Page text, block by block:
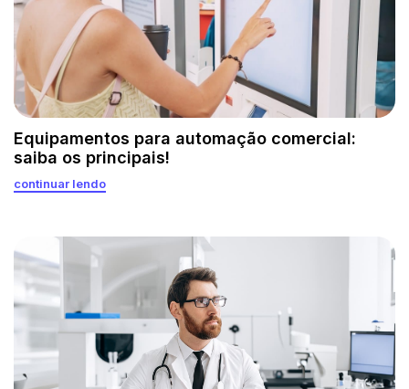
Equipamentos para automação comercial:
saiba os principais!
continuar lendo